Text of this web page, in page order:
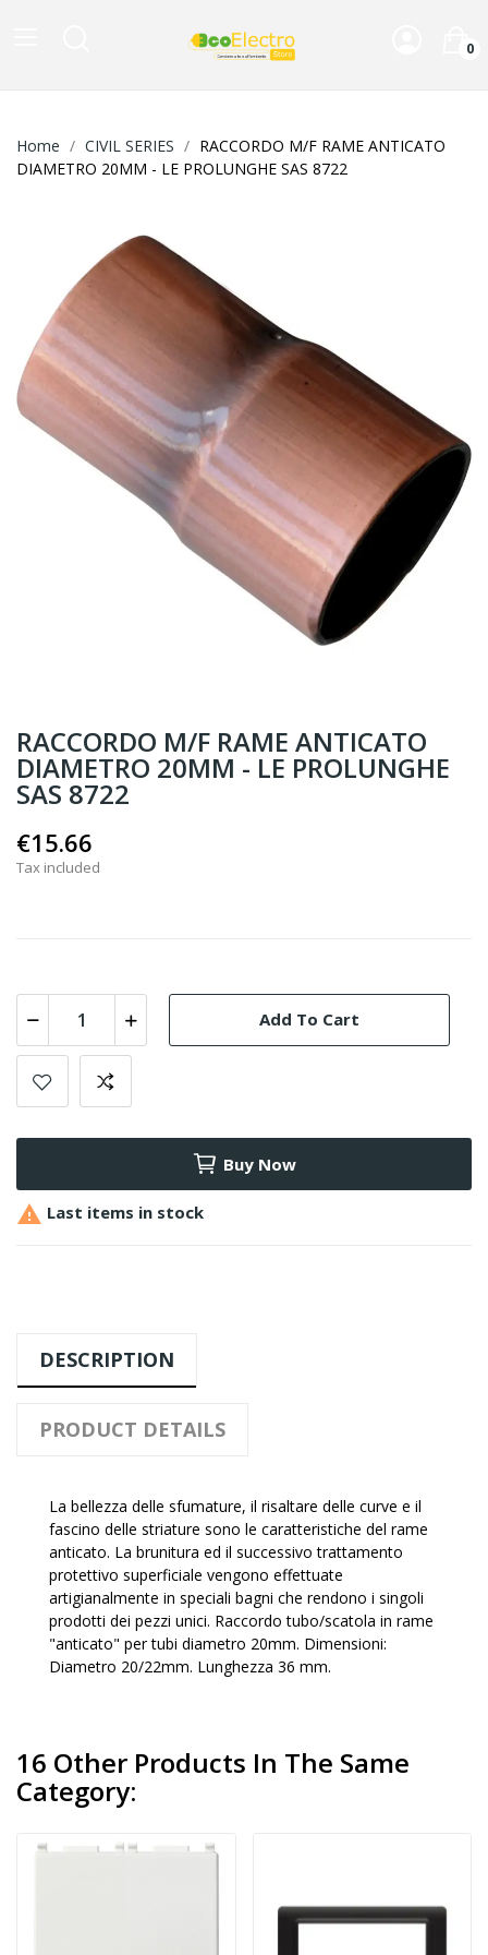
0
Home CIVIL SERIES
RACCORDO M/F RAME ANTICATO
DIAMETRO 20MM - LE PROLUNGHE SAS 8722
RACCORDO M/F RAME ANTICATO
DIAMETRO 20MM - LE PROLUNGHE
SAS 8722
€15.66
Tax included
Add To Cart
Buy Now
 Last items in stock
DESCRIPTION
PRODUCT DETAILS
La bellezza delle sfumature, il risaltare delle curve e il
fascino delle striature sono le caratteristiche del rame
anticato. La brunitura ed il successivo trattamento
protettivo superficiale vengono effettuate
artigianalmente in speciali bagni che rendono i singoli
prodotti dei pezzi unici. Raccordo tubo/scatola in rame
"anticato" per tubi diametro 20mm. Dimensioni:
Diametro 20/22mm. Lunghezza 36 mm.
16 Other Products In The Same
Category: